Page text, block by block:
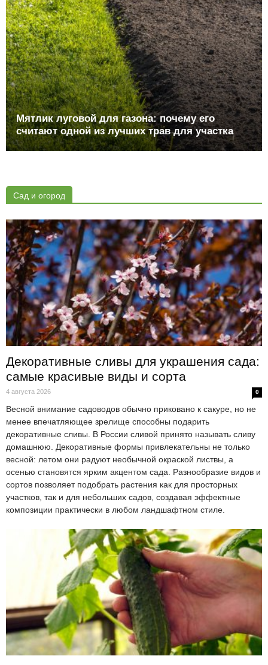
Мятлик луговой для газона: почему его
считают одной из лучших трав для участка
Сад и огород
Декоративные сливы для украшения сада:
самые красивые виды и сорта
4 августа 2026 0
Весной внимание садоводов обычно приковано к сакуре, но не
менее впечатляющее зрелище способны подарить
декоративные сливы. В России сливой принято называть сливу
домашнюю. Декоративные формы привлекательны не только
весной: летом они радуют необычной окраской листвы, а
осенью становятся ярким акцентом сада. Разнообразие видов и
сортов позволяет подобрать растения как для просторных
участков, так и для небольших садов, создавая эффектные
композиции практически в любом ландшафтном стиле.